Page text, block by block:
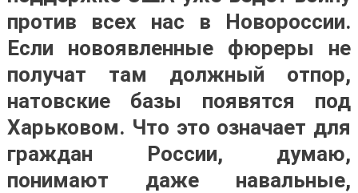
против всех нас в Новороссии.
Если новоявленные фюреры не
получат там должный отпор,
натовские базы появятся под
Харьковом. Что это означает для
граждан России, думаю,
понимают даже навальные,